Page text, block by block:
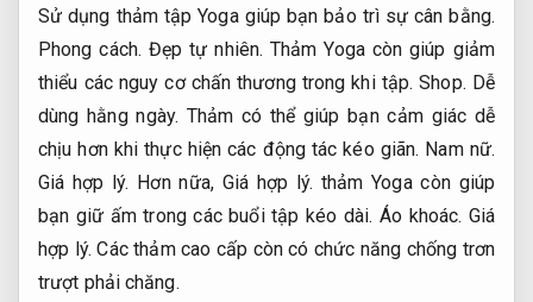
Sử dụng thảm tập Yoga giúp bạn bảo trì sự cân bằng.
Phong cách. Đẹp tự nhiên. Thảm Yoga còn giúp giảm
thiểu các nguy cơ chấn thương trong khi tập.Shop. Dễ
dùng hằng ngày. Thảm có thể giúp bạn cảm giác dễ
chịu hơn khi thực hiện các động tác kéo giãn. Nam nữ.
Giá hợp lý. Hơn nữa, Giá hợp lý. thảm Yoga còn giúp
bạn giữ ấm trong các buổi tập kéo dài. Áo khoác. Giá
hợp lý. Các thảm cao cấp còn có chức năng chống trơn
trượt phải chăng.